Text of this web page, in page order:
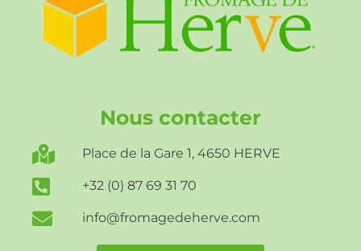
Nous contacter
Place de la Gare 1, 4650 HERVE
+32 (0) 87 69 31 70
info@fromagedeherve.com